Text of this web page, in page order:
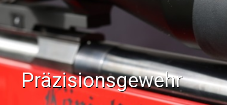
Präzisionsgewehr